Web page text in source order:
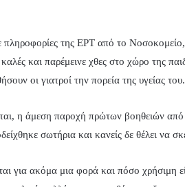
της ΕΡΤ από το Νοσοκομείο,
και παρέμεινε χθες στο χώρο της
οι γιατροί την πορεία της υγείας του.
η άμεση παροχή πρώτων βοηθειών από
σωτήρια και κανείς δε θέλει να
για ακόμα μια φορά και πόσο χρήσιμη